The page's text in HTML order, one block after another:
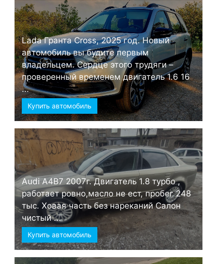
Lada Гранта Cross, 2025 год. Новый
автомобиль вы будите первым
владельцем. Сердце этого трудяги –
проверенный временем двигатель 1.6 16
...
Купить автомобиль
Audi А4B7 2007г. Двигатель 1.8 турбо ,
работает ровно,масло не ест, пробег 248
тыс. Ховая часть без нареканий Салон
чистый ...
Купить автомобиль